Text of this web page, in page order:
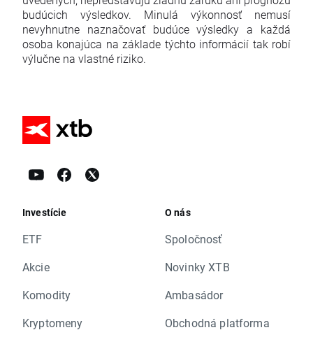
budúcich výsledkov. Minulá výkonnosť nemusí
nevyhnutne naznačovať budúce výsledky a každá
osoba konajúca na základe týchto informácií tak robí
výlučne na vlastné riziko.
Investície
ETF
Akcie
Komodity
Kryptomeny
O nás
Spoločnosť
Novinky XTB
Ambasádor
Obchodná platforma